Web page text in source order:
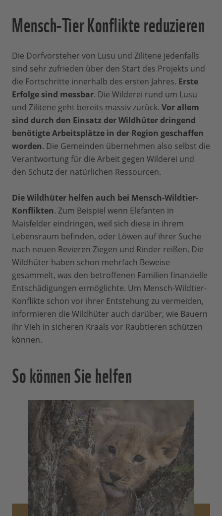
Mensch-Tier Konflikte reduzieren
Die Dorfvorsteher von Lusu und Zilitene jedenfalls
sind sehr zufrieden über den Start des Projekts und
die Fortschritte innerhalb des ersten Jahres. Erste
Erfolge sind messbar. Die Wilderei rund um Lusu
und Zilitene geht bereits massiv zurück. Vor allem
sind durch den Einsatz der Wildhüter dringend
benötigte Arbeitsplätze in der Region geschaffen
worden. Die Gemeinden übernehmen also selbst die
Verantwortung für die Arbeit gegen Wilderei und
den Schutz der natürlichen Ressourcen.
Die Wildhüter helfen auch bei Mensch-Wildtier-
Konflikten. Zum Beispiel wenn Elefanten in
Maisfelder eindringen, weil sich diese in ihrem
Lebensraum befinden, oder Löwen auf ihrer Suche
nach neuen Revieren Ziegen und Rinder reißen. Die
Wildhüter haben schon mehrfach Beweise
gesammelt, was den betroffenen Familien finanzielle
Entschädigungen ermöglichte. Um Mensch-Wildtier-
Konflikte schon vor ihrer Entstehung zu vermeiden,
informieren die Wildhüter auch darüber, wie Bauern
ihr Vieh in sicheren Kraals vor Raubtieren schützen
können.
So können Sie helfen